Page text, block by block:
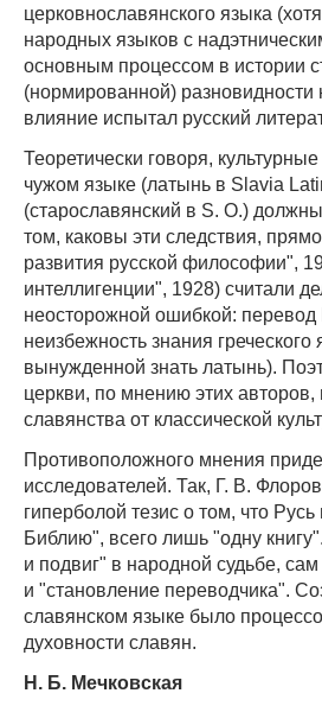
церковнославянского языка
народных языков с
основным процессом в истории
(нормированной)
влияние испытал русский
Теоретически говоря,
чужом языке (латынь в Slavia
(старославянский в S. O.)
том, каковы эти следствия,
развития русской философии",
интеллигенции", 1928) считали
неосторожной ошибкой: перевод
неизбежность знания
вынужденной знать латынь).
церкви, по мнению этих
славянства от классической
Противоположного мнения
исследователей. Так, Г. В.
гиперболой тезис о том, что
Библию", всего лишь "одну
и подвиг" в народной судьбе,
и "становление переводчика".
славянском языке было
духовности славян.
Н. Б. Мечковская